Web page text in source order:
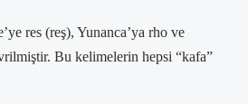
res (reş), Yunanca’ya rho ve
Bu kelimelerin hepsi “kafa”